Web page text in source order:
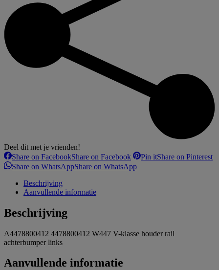
Deel dit met je vrienden!
Share on FacebookShare on Facebook Pin itShare on Pinterest
Share on WhatsAppShare on WhatsApp
Beschrijving
Aanvullende informatie
Beschrijving
A4478800412 4478800412 W447 V-klasse houder rail
achterbumper links
Aanvullende informatie